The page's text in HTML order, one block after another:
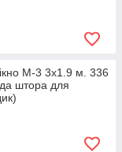
М-3 3х1.9 м. 336
штора для